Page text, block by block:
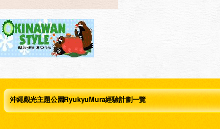
沖繩觀光主題公園RyukyuMura經驗計劃一覽